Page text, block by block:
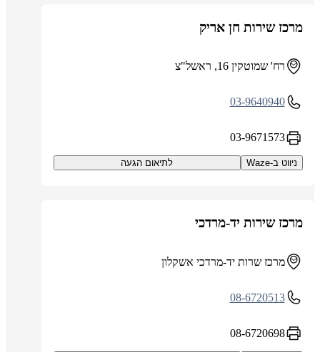
מרכז שירות חן אריק
רח' שמוטקין 16, ראשל"צ
03-9640940
03-9671573
ניווט ב-Waze לתיאום הגעה
מרכז שירות יד-מרדכי
מרכז שרות יד-מרדכי אשקלון
08-6720513
08-6720698